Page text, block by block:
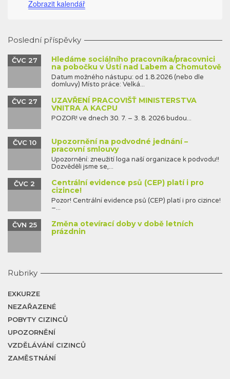
Zobrazit kalendář
Poslední příspěvky
Hledáme sociálního pracovníka/pracovnici
na pobočku v Ústí nad Labem a Chomutově
ČVC 27
Datum možného nástupu: od 1.8.2026 (nebo dle
domluvy) Místo práce: Velká...
UZAVŘENÍ PRACOVIŠŤ MINISTERSTVA
VNITRA A KACPU
ČVC 27
POZOR! ve dnech 30. 7. – 3. 8. 2026 budou...
Upozornění na podvodné jednání –
pracovní smlouvy
ČVC 10
Upozornění: zneužití loga naší organizace k podvodu!!
Dozvěděli jsme se,...
Centrální evidence psů (CEP) platí i pro
cizince!
ČVC 2
Pozor! Centrální evidence psů (CEP) platí i pro cizince!
–...
Změna otevírací doby v době letních
prázdnin
ČVN 25
Rubriky
EXKURZE
NEZAŘAZENÉ
POBYTY CIZINCŮ
UPOZORNĚNÍ
VZDĚLÁVÁNÍ CIZINCŮ
ZAMĚSTNÁNÍ